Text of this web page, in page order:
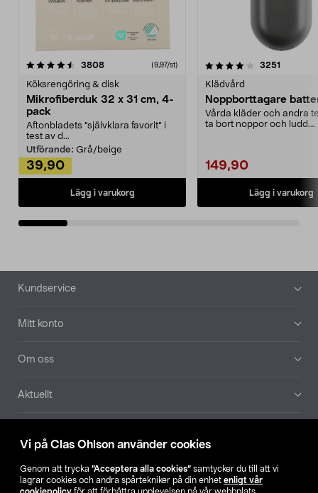
Vi på Clas Ohlson använder cookies
Genom att trycka ”Acceptera alla cookies” samtycker du till att vi
lagrar cookies och andra spårtekniker på din enhet enligt vår
3808recensioner (9,97/st)
Köksrengöring & disk
Mikrofiberduk 32 x 31 cm, 4-
pack
Aftonbladets "självklara favorit” i
test av d...
Utförande: Grå/beige
39,90
Lägg i varukorg
4.0av 5 stjärnor 3251
Klädvård
Noppborttagare
Vårda kläder och andra
ta bort noppor och ludd.
149,90
Lägg i varukorg
4.5av 5 stjärnor
Sidfot
Kundservice
Mitt konto
Om oss
Aktuellt
Hitta butik